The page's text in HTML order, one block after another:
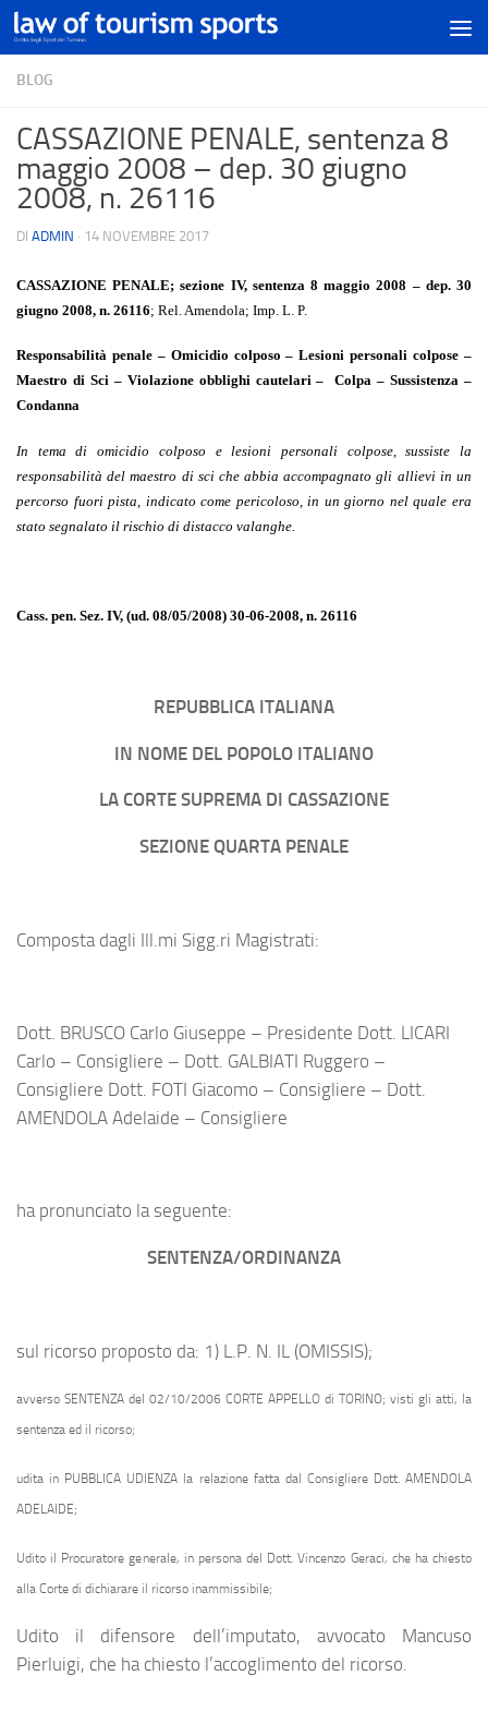
BLOG
CASSAZIONE PENALE, sentenza 8
maggio 2008 – dep. 30 giugno
2008, n. 26116
DI ADMIN · 14 NOVEMBRE 2017
CASSAZIONE PENALE; sezione IV, sentenza 8 maggio 2008 – dep. 30
giugno 2008, n. 26116; Rel. Amendola; Imp. L. P.
Responsabilità penale – Omicidio colposo – Lesioni personali colpose –
Maestro di Sci – Violazione obblighi cautelari –  Colpa – Sussistenza –
Condanna
In tema di omicidio colposo e lesioni personali colpose, sussiste la
responsabilità del maestro di sci che abbia accompagnato gli allievi in un
percorso fuori pista, indicato come pericoloso, in un giorno nel quale era
stato segnalato il rischio di distacco valanghe.
Cass. pen. Sez. IV, (ud. 08/05/2008) 30-06-2008, n. 26116
REPUBBLICA ITALIANA
IN NOME DEL POPOLO ITALIANO
LA CORTE SUPREMA DI CASSAZIONE
SEZIONE QUARTA PENALE
Composta dagli Ill.mi Sigg.ri Magistrati:
Dott. BRUSCO Carlo Giuseppe – Presidente Dott. LICARI
Carlo – Consigliere – Dott. GALBIATI Ruggero –
Consigliere Dott. FOTI Giacomo – Consigliere – Dott.
AMENDOLA Adelaide – Consigliere
ha pronunciato la seguente:
SENTENZA/ORDINANZA
sul ricorso proposto da: 1) L.P. N. IL (OMISSIS);
avverso SENTENZA del 02/10/2006 CORTE APPELLO di TORINO; visti gli atti, la
sentenza ed il ricorso;
udita in PUBBLICA UDIENZA la relazione fatta dal Consigliere Dott. AMENDOLA
ADELAIDE;
Udito il Procuratore generale, in persona del Dott. Vincenzo Geraci, che ha chiesto
alla Corte di dichiarare il ricorso inammissibile;
Udito il difensore dell’imputato, avvocato Mancuso
Pierluigi, che ha chiesto l’accoglimento del ricorso.